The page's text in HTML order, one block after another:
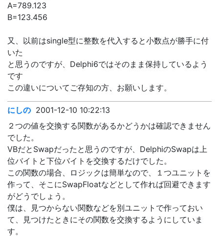
A=789.123
B=123.456
又、以前はsingle型に整数を代入すると小数点が勝手に付
いた
と思うのですが、Delphi6ではそのまま保持しているよう
です
この違いについてご存知の方、お願いします。
にしの 2001-12-10 10:22:13
２つの値を交換する関数があるかどうかは確認できません
でした。
VBだとSwapだったと思うのですが、DelphiのSwapは上
位バイトと下位バイトを交換するだけでした。
この関数の場合、ロジックは簡単なので、１つユニットを
作って、そこにSwapFloatなどとして作れば回避できます
がどうでしょう。
僕は、見つからない関数などを別ユニットで作っておい
て、見つけたときにその関数を交換するようにしていま
す。